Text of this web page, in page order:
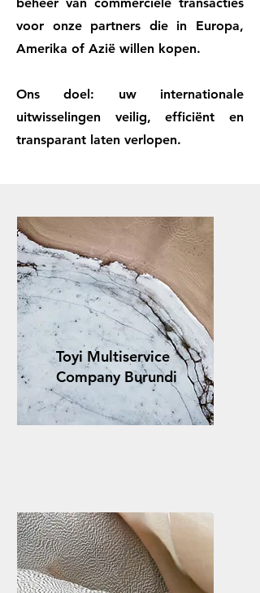
voor onze partners die in Europa,
Amerika of Azië willen kopen.
Ons doel: uw internationale
uitwisselingen veilig, efficiënt en
transparant laten verlopen.
Toyi Multiservice
Company Burundi